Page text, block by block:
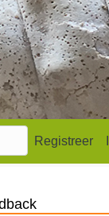
Registreer